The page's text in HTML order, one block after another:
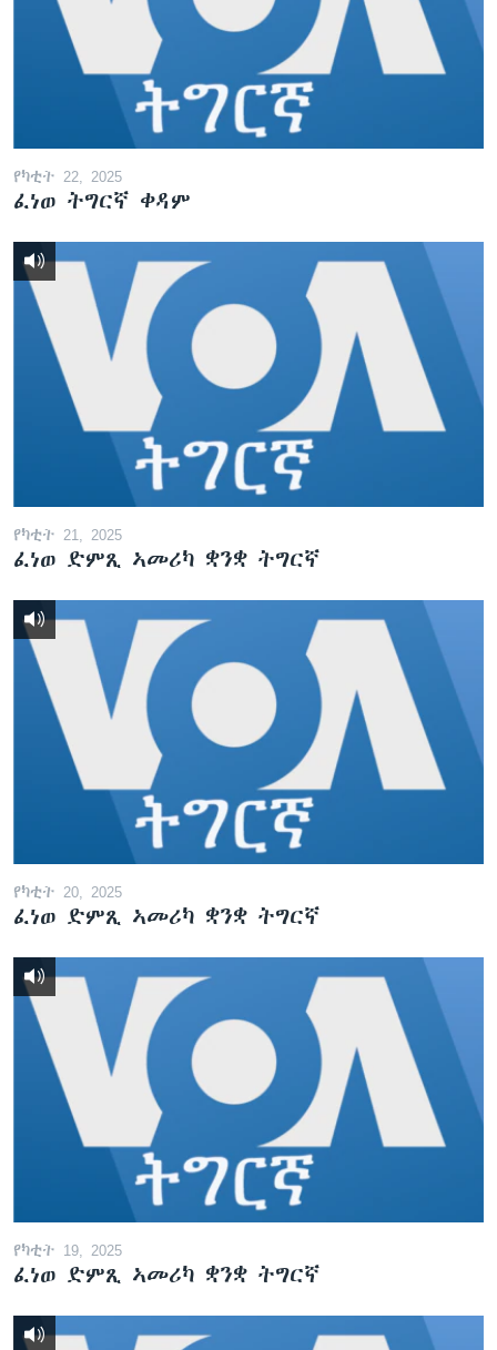
ቂሔ ጽልሚ
ቋንቋታት
የካቲት 22, 2025
ፈነወ ትግርኛ ቀዳም
የካቲት 21, 2025
ፈነወ ድምጺ ኣመሪካ ቋንቋ ትግርኛ
የካቲት 20, 2025
ፈነወ ድምጺ ኣመሪካ ቋንቋ ትግርኛ
የካቲት 19, 2025
ፈነወ ድምጺ ኣመሪካ ቋንቋ ትግርኛ